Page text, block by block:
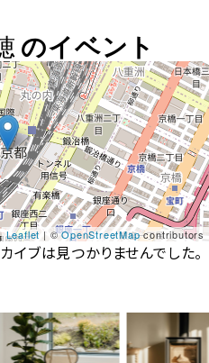
のイベント
Leaflet | ©OpenStreetMapcontributors
イブは見つかりませんでした。